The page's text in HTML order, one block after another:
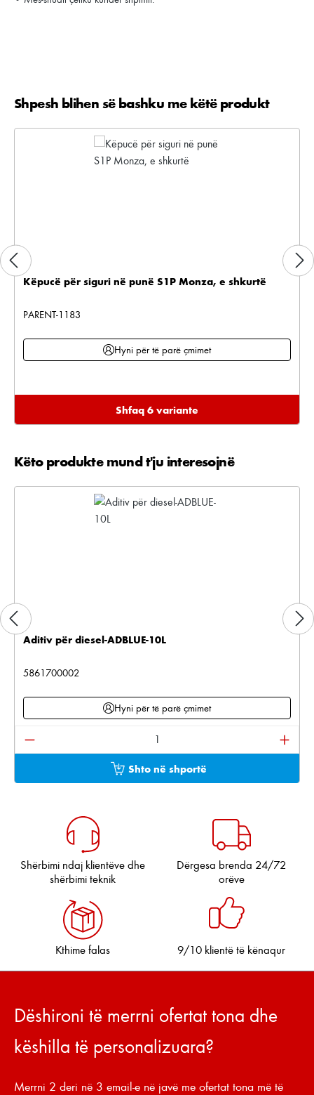
Kalo galerinë e produktit
Shpesh blihen së bashku me këtë produkt
Këpucë për siguri në punë S1P Monza, e shkurtë
PARENT-1183
Hyni për të parë çmimet
Shfaq 6 variante
Kalo galerinë e produktit
Këto produkte mund t'ju interesojnë
Aditiv për diesel-ADBLUE-10L
5861700002
Hyni për të parë çmimet
Sasia e produktit: Shkruani sasinë e dëshiruar
Shto në shportë
Shërbimi ndaj klientëve dhe
shërbimi teknik
Dërgesa brenda 24/72
orëve
Kthime falas 9/10 klientë të kënaqur
Dëshironi të merrni ofertat tona dhe
këshilla të personalizuara?
Merrni 2 deri në 3 email-e në javë me ofertat tona më të